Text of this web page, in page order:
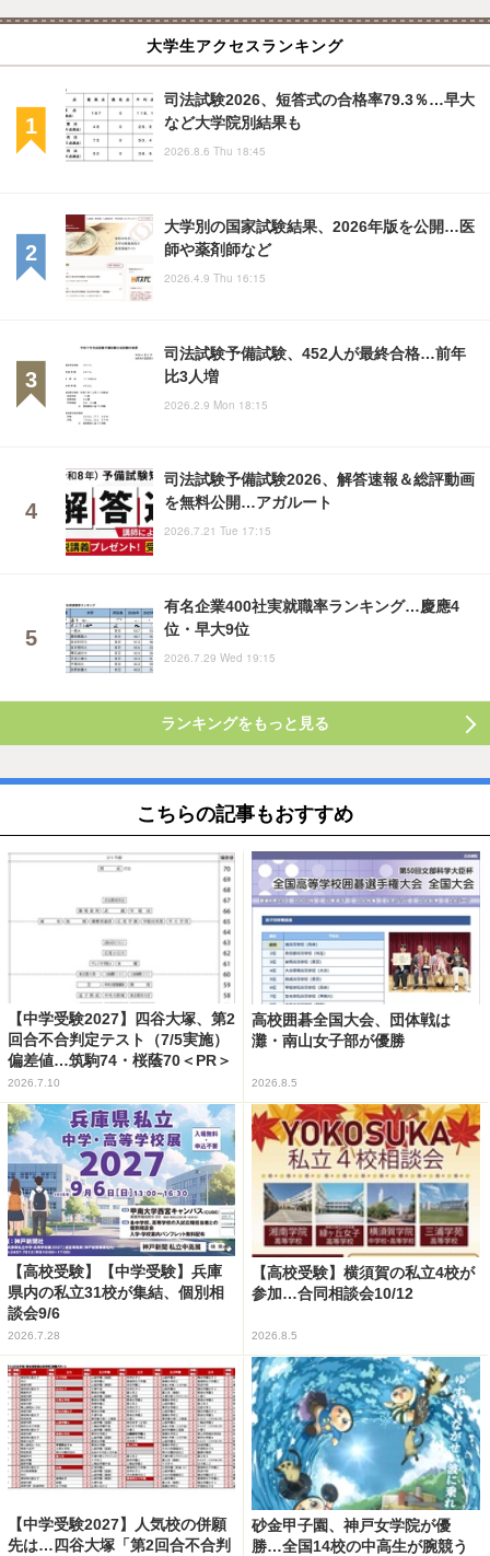
大学生アクセスランキング
司法試験2026、短答式の合格率79.3％…早大
など大学院別結果も
2026.8.6 Thu 18:45
大学別の国家試験結果、2026年版を公開…医
師や薬剤師など
2026.4.9 Thu 16:15
司法試験予備試験、452人が最終合格…前年
比3人増
2026.2.9 Mon 18:15
司法試験予備試験2026、解答速報＆総評動画
を無料公開…アガルート
2026.7.21 Tue 17:15
有名企業400社実就職率ランキング…慶應4
位・早大9位
2026.7.29 Wed 19:15
ランキングをもっと見る
こちらの記事もおすすめ
【中学受験2027】四谷大塚、第2
回合不合判定テスト（7/5実施）
偏差値…筑駒74・桜蔭70＜PR＞
2026.7.10
高校囲碁全国大会、団体戦は
灘・南山女子部が優勝
2026.8.5
【高校受験】【中学受験】兵庫
県内の私立31校が集結、個別相
談会9/6
2026.7.28
【高校受験】横須賀の私立4校が
参加…合同相談会10/12
2026.8.5
【中学受験2027】人気校の併願
先は…四谷大塚「第2回合不合判
砂金甲子園、神戸女学院が優
勝…全国14校の中高生が腕競う